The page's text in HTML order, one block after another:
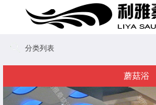
分类列表
蘑菇浴